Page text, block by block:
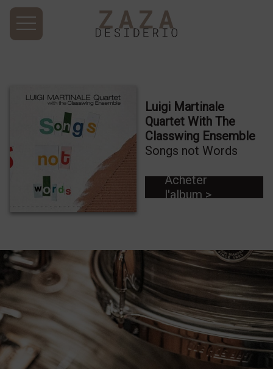
Luigi Martinale
Quartet With The
Classwing Ensemble
Songs not Words
Acheter
l'album >